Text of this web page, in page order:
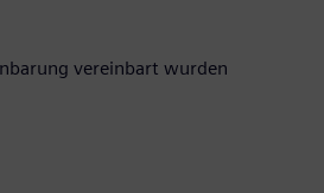
vereinbart wurden